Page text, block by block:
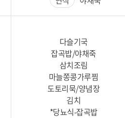
다슬기국
잡곡밥/야채죽
삼치조림
마늘쫑콩가루찜
도토리묵/양념장
김치
*당뇨식-잡곡밥